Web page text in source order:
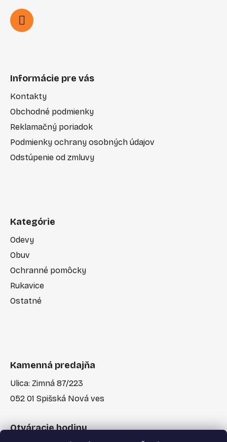
Informácie pre vás
Kontakty
Obchodné podmienky
Reklamačný poriadok
Podmienky ochrany osobných údajov
Odstúpenie od zmluvy
Kategórie
Odevy
Obuv
Ochranné pomôcky
Rukavice
Ostatné
Kamenná predajňa
Ulica: Zimná 87/223
052 01 Spišská Nová ves
Otváracie hodiny